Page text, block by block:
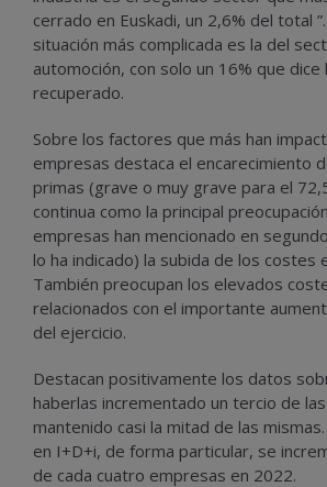
cerrado en Euskadi, un 2,6% del total
situación más complicada es la del
automoción, con solo un 16% que dice
recuperado.
Sobre los factores que más han
empresas destaca el encarecimiento
primas (grave o muy grave para el
continua como la principal
empresas han mencionado en
lo ha indicado) la subida de los costes
También preocupan los elevados
relacionados con el importante
del ejercicio.
Destacan positivamente los datos
haberlas incrementado un tercio de
mantenido casi la mitad de las
en I+D+i, de forma particular, se
de cada cuatro empresas en 2022.